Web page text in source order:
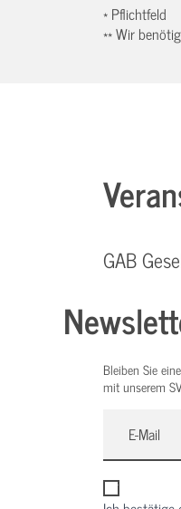
* Pflichtfeld
** Wir
GAB
Bleiben Sie
mit unserem